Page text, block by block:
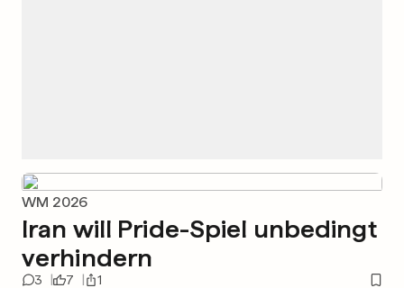
WM 2026
Iran will Pride-Spiel unbedingt
verhindern
3 7 1